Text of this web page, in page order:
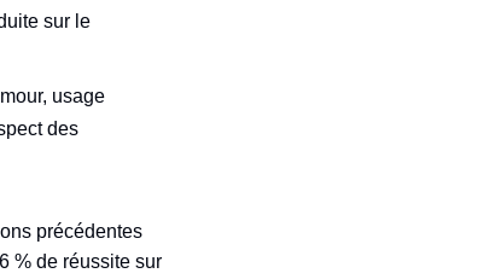
sur le
usage
des
précédentes
% de réussite sur